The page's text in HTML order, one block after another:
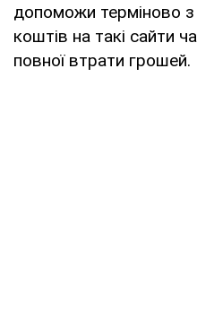
допоможи терміново
коштів на такі сайти
повної втрати грошей.